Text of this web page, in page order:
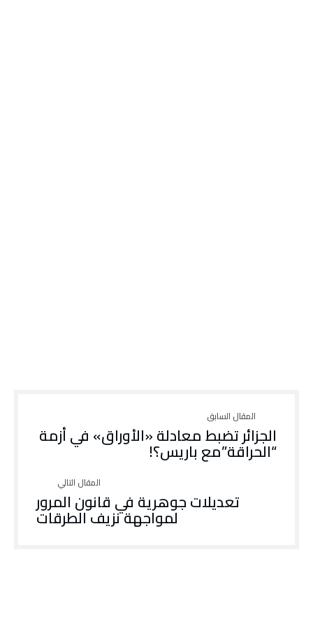
الجزائر تضبط معادلة «الأوراق» في أزمة
“الحراقة”مع باريس؟!
تعديلات جوهرية في قانون المرور
لمواجهة نزيف الطرقات